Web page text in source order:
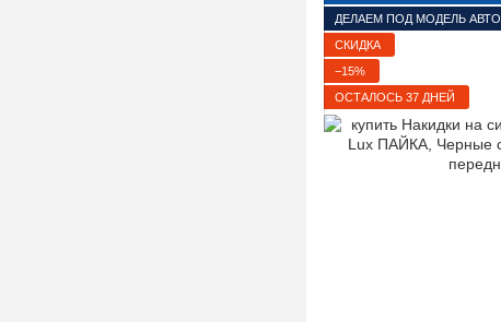
ДЕЛАЕМ ПОД МОДЕЛЬ АВТО
СКИДКА
−15%
ОСТАЛОСЬ 37 ДНЕЙ